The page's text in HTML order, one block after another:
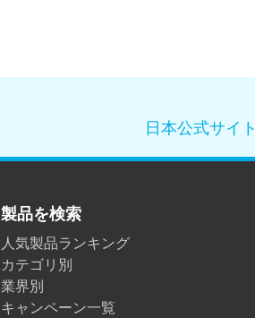
日本公式サイト
製品を検索
人気製品ランキング
カテゴリ別
業界別
キャンペーン一覧